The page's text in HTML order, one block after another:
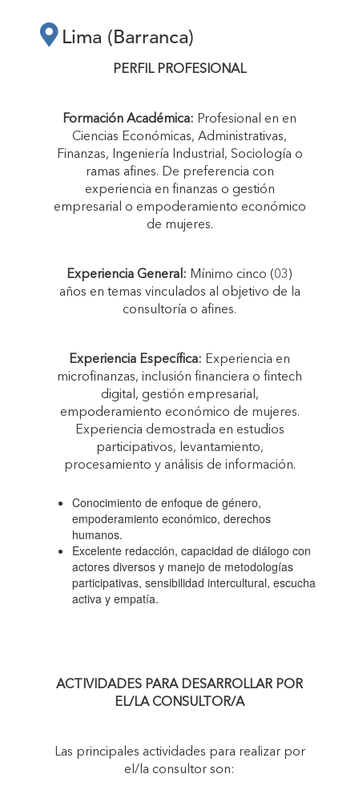
ESCALAMIENTO Y
FINANCIAMIENTO
DE PEQUEÑOS
EMPRENDIMIENTOS
DIRIGIDOS POR
MUJERES JÓVENES
EN LA PROVINCIA
DE BARRANCA”"
Lima (Barranca)
PERFIL PROFESIONAL
Formación Académica: Profesional en en
Ciencias Económicas, Administrativas,
Finanzas, Ingeniería Industrial, Sociología o
ramas afines. De preferencia con
experiencia en finanzas o gestión
empresarial o empoderamiento económico
de mujeres.
Experiencia General: Mínimo cinco (03)
años en temas vinculados al objetivo de la
consultoría o afines.
Experiencia Específica: Experiencia en
microfinanzas, inclusión financiera o fintech
digital, gestión empresarial,
empoderamiento económico de mujeres.
Experiencia demostrada en estudios
participativos, levantamiento,
procesamiento y análisis de información.
Conocimiento de enfoque de género,
empoderamiento económico, derechos
humanos.
Excelente redacción, capacidad de diálogo con
actores diversos y manejo de metodologías
participativas, sensibilidad intercultural, escucha
activa y empatía.
ACTIVIDADES PARA DESARROLLAR POR
EL/LA CONSULTOR/A
Las principales actividades para realizar por
el/la consultor son: